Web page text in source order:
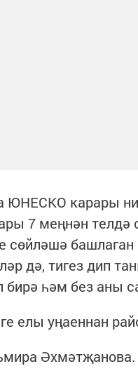
ЮНЕСКО карары
7 меңнән
сөйләшә башлаган
дә, тигез дип
һәм без аны
елы уңаеннан
Әхмәтҗанова.